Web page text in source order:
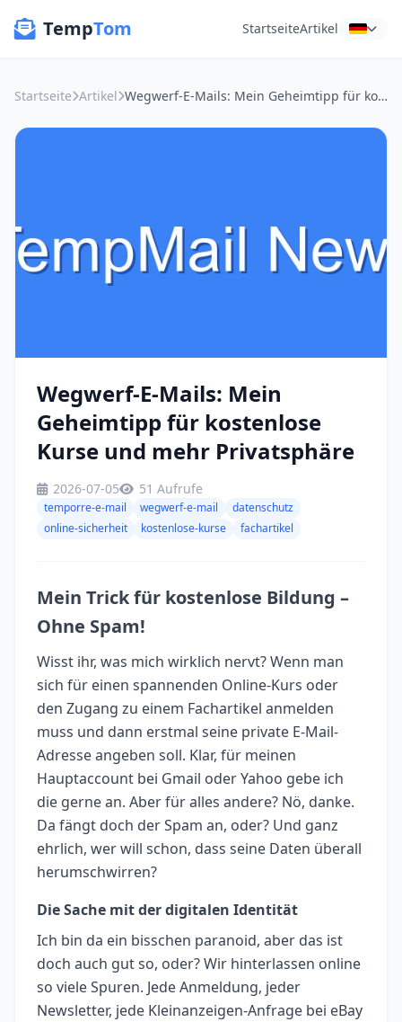
TempTom StartseiteArtikel
Startseite Artikel Wegwerf-E-Mails: Mein Geheimtipp für kostenlose Kurse und mehr Privatsphäre
Wegwerf-E-Mails: Mein
Geheimtipp für kostenlose
Kurse und mehr Privatsphäre
2026-07-05 51 Aufrufe
temporre-e-mail wegwerf-e-mail
datenschutz
online-sicherheit
kostenlose-kurse fachartikel
Mein Trick für kostenlose Bildung –
Ohne Spam!
Wisst ihr, was mich wirklich nervt? Wenn man
sich für einen spannenden Online-Kurs oder
den Zugang zu einem Fachartikel anmelden
muss und dann erstmal seine private E-Mail-
Adresse angeben soll. Klar, für meinen
Hauptaccount bei Gmail oder Yahoo gebe ich
die gerne an. Aber für alles andere? Nö, danke.
Da fängt doch der Spam an, oder? Und ganz
ehrlich, wer will schon, dass seine Daten überall
herumschwirren?
Die Sache mit der digitalen Identität
Ich bin da ein bisschen paranoid, aber das ist
doch auch gut so, oder? Wir hinterlassen online
so viele Spuren. Jede Anmeldung, jeder
Newsletter, jede Kleinanzeigen-Anfrage bei eBay